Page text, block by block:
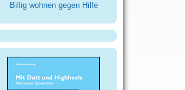
Billig wohnen gegen Hilfe